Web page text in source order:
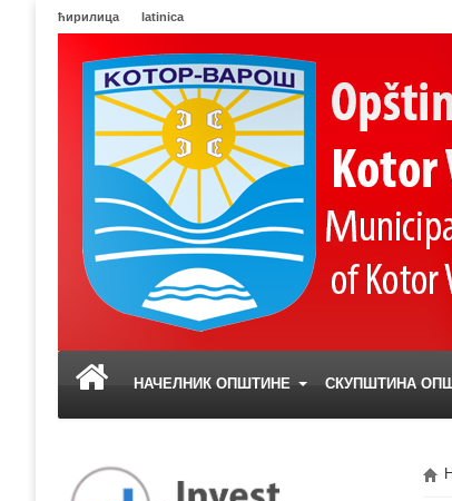
ћирилица latinica
НАЧЕЛНИК ОПШТИНЕ СКУПШТИНА